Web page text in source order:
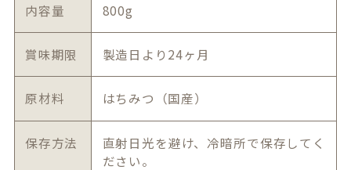
内容量 800g
賞味期限 製造日より24ヶ月
原材料 はちみつ（国産）
保存方法
直射日光を避け、冷暗所で保存してく
ださい。